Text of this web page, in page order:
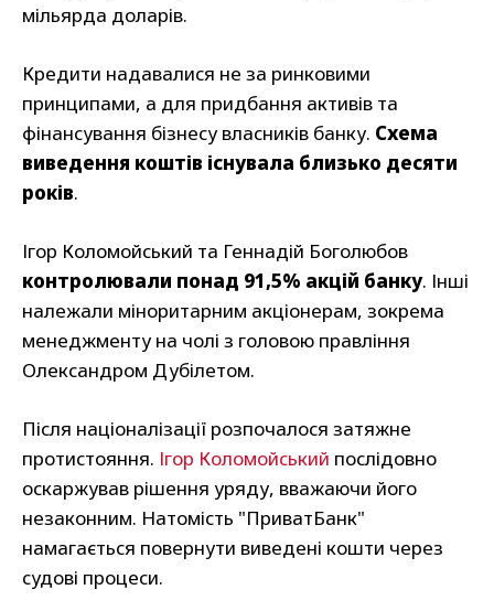
мільярда доларів.
Кредити надавалися не за ринковими
принципами, а для придбання активів та
фінансування бізнесу власників банку. Схема
виведення коштів існувала близько десяти
років.
Ігор Коломойський та Геннадій Боголюбов
контролювали понад 91,5% акцій банку. Інші
належали міноритарним акціонерам, зокрема
менеджменту на чолі з головою правління
Олександром Дубілетом.
Після націоналізації розпочалося затяжне
протистояння. Ігор Коломойський послідовно
оскаржував рішення уряду, вважаючи його
незаконним. Натомість "ПриватБанк"
намагається повернути виведені кошти через
судові процеси.